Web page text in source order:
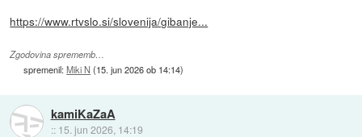
https://www.rtvslo.si/slovenija/gibanje...
Zgodovina sprememb…
spremenil:Miki N(15. jun 2026 ob 14:14)
kamiKaZaA
:: 15. jun 2026, 14:19